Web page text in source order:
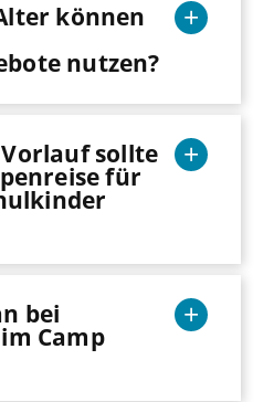
können
nutzen?
sollte
für
bei
Camp